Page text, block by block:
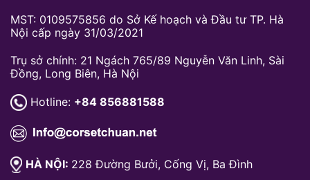
MST: 0109575856 do Sở Kế hoạch và Đầu tư TP. Hà
Nội cấp ngày 31/03/2021
Trụ sở chính: 21 Ngách 765/89 Nguyễn Văn Linh, Sài
Đồng, Long Biên, Hà Nội
Hotline: +84 856881588
HÀ NỘI: 228 Đường Bưởi, Cống Vị, Ba Đình